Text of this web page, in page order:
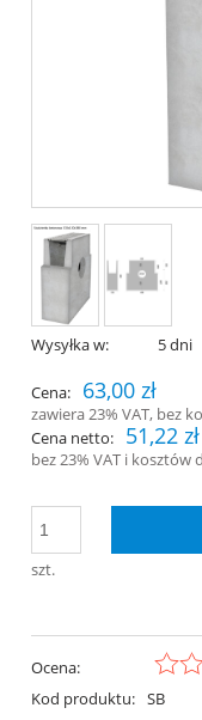
Wysyłka w: 5 dni
Cena: 63,00 zł
zawiera 23% VAT, bez
Cena netto:
51,22 zł
bez 23% VAT i kosztów
szt.
Ocena:
Kod produktu: SB